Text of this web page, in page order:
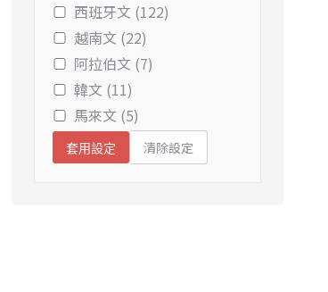
西班牙文 (122)
越南文 (22)
阿拉伯文 (7)
韓文 (11)
馬來文 (5)
套用設定 清除設定